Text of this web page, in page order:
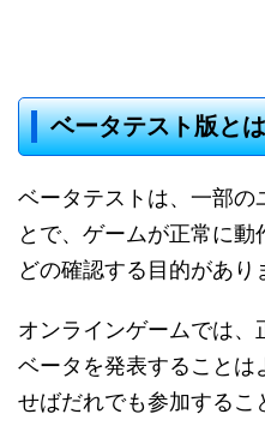
ベータテスト版とは
ベータテストは、一部の
とで、ゲームが正常に
どの確認する目的があり
オンラインゲームでは
ベータを発表することは
せばだれでも参加するこ